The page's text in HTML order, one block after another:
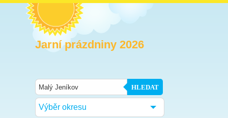
Jarní prázdniny 2026
HLEDAT
Výběr okresu